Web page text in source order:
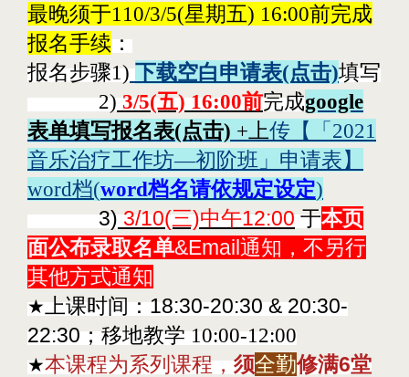
最晚须于110/3/5(星期五) 16:00前完成
报名手续 ：
报名步骤1) 下载空白申请表(点击)填写
2) 3/5(五) 16:00前完成google
表单填写报名表(点击) +上传【
「2021
音乐治疗工作坊—初阶班」申请表】
word档(word档名请依规定设定)
3) 3/10(三)中午12:00 于本页
面公布录取名单&Email通知，不另行
其他方式通知
★ 上课时间： 18:30-20:30 & 20:30-
22:30 ；移地教学 10:00-12:00
★本课程为系列课程，须全勤修满6堂